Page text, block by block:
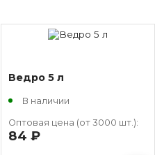
Ведро 5 л
В наличии
Оптовая цена (от 3000 шт.):
84